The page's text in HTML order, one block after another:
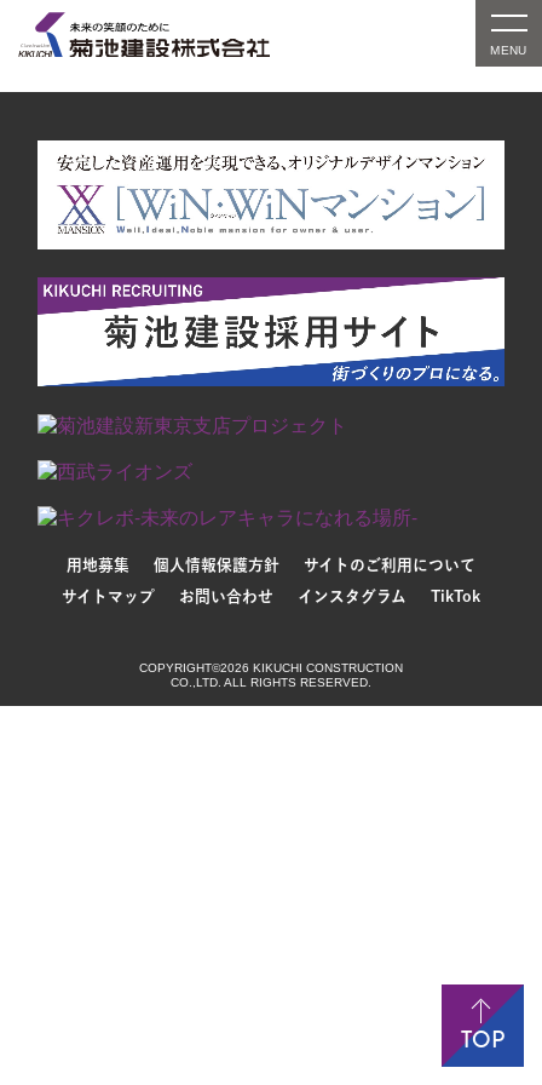
対象の実績紹介はまだありません。別条件でお探しい
ただくか、検索窓をご利用ください。
用地募集 個人情報保護方針
サイトのご利用について
サイトマップ
お問い合わせ インスタグラム TikTok
COPYRIGHT©2026 KIKUCHI CONSTRUCTION
CO.,LTD. ALL RIGHTS RESERVED.